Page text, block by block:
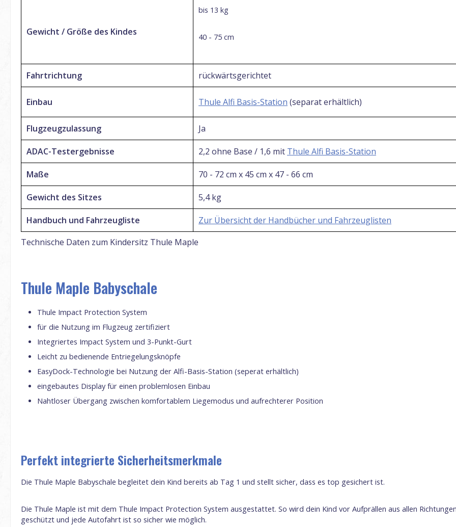
Technische Daten zum Kindersitz Thule Maple
Gewicht / Größe des Kindes
bis 13 kg
40 - 75 cm
Fahrtrichtung rückwärtsgerichtet
Einbau Thule Alfi Basis-Station (separat erhältlich)
Flugzeugzulassung Ja
ADAC-Testergebnisse 2,2 ohne Base / 1,6 mit Thule Alfi Basis-Station
Maße 70 - 72 cm x 45 cm x 47 - 66 cm
Gewicht des Sitzes 5,4 kg
Handbuch und Fahrzeugliste Zur Übersicht der Handbücher und Fahrzeuglisten
Thule Maple Babyschale
Thule Impact Protection System
für die Nutzung im Flugzeug zertifiziert
Integriertes Impact System und 3-Punkt-Gurt
Leicht zu bedienende Entriegelungsknöpfe
EasyDock-Technologie bei Nutzung der Alfi-Basis-Station (seperat erhältlich)
eingebautes Display für einen problemlosen Einbau
Nahtloser Übergang zwischen komfortablem Liegemodus und aufrechterer Position
Perfekt integrierte Sicherheitsmerkmale
Die Thule Maple Babyschale begleitet dein Kind bereits ab Tag 1 und stellt sicher, dass es top gesichert ist.
Die Thule Maple ist mit dem Thule Impact Protection System ausgestattet. So wird dein Kind vor Aufprällen aus allen
geschützt und jede Autofahrt ist so sicher wie möglich.